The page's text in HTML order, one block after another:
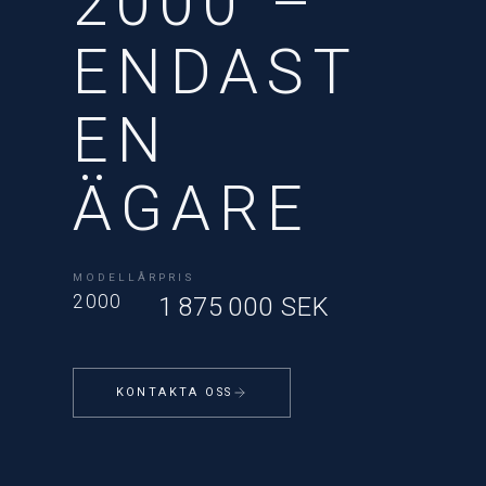
ENDAST
EN
ÄGARE
MODELLÅR
2000
PRIS
1 875 000 SEK
KONTAKTA OSS